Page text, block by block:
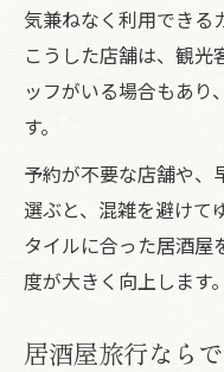
気兼ねなく利用できる
こうした店舗は、観光
ッフがいる場合もあり
す。
予約が不要な店舗や、
選ぶと、混雑を避けて
タイルに合った居酒屋
度が大きく向上します。
居酒屋旅行なら